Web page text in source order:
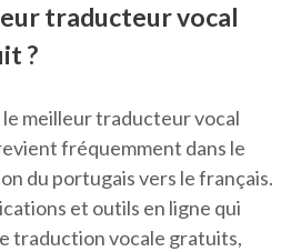
traducteur vocal
?
le meilleur traducteur vocal
fréquemment dans le
du portugais vers le français.
et outils en ligne qui
traduction vocale gratuits,